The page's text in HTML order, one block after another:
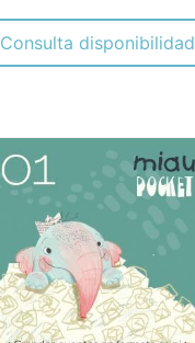
Consulta disponibilidad